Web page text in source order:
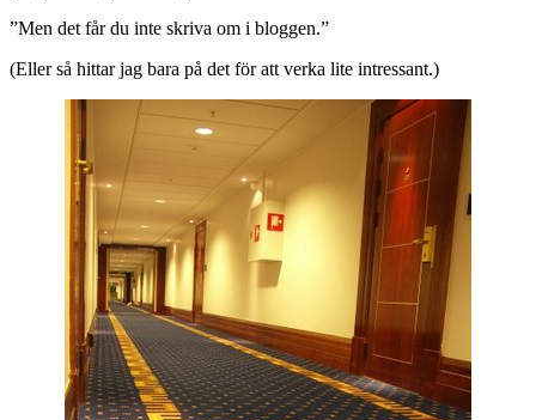
”Men det får du inte skriva om i bloggen.”
(Eller så hittar jag bara på det för att verka lite intressant.)